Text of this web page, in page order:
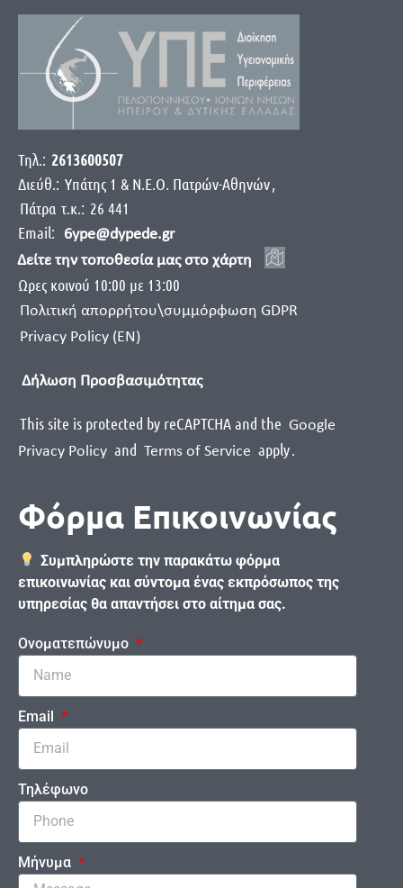
Τηλ.: 2613600507
Διεύθ.: Yπάτης 1 & Ν.Ε.Ο. Πατρών-Αθηνών,
Πάτρα τ.κ.: 26 441
Email:
6ype@dypede.gr
Δείτε την τοποθεσία μας στο χάρτη
Ωρες κοινού 10:00 με 13:00
Πολιτική απορρήτου\συμμόρφωση GDPR
Privacy Policy (EN)
Δήλωση Προσβασιμότητας
This site is protected by reCAPTCHA and the Google
Privacy Policy and Terms of Service apply.
Φόρμα Επικοινωνίας
Συμπληρώστε την παρακάτω φόρμα
επικοινωνίας και σύντομα ένας εκπρόσωπος της
υπηρεσίας θα απαντήσει στο αίτημα σας.
Ονοματεπώνυμο
Email
Τηλέφωνο
Μήνυμα